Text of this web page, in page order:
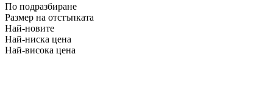
По подразбиране
Размер на отстъпката
Най-новите
Най-ниска цена
Най-висока цена